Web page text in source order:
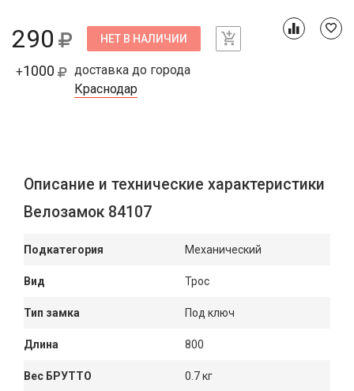
290 НЕТ В НАЛИЧИИ
+1000
доставка до города
Краснодар
Описание и технические характеристики
Велозамок 84107
Подкатегория Механический
Вид Трос
Тип замка Под ключ
Длина 800
Вес БРУТТО 0.7 кг